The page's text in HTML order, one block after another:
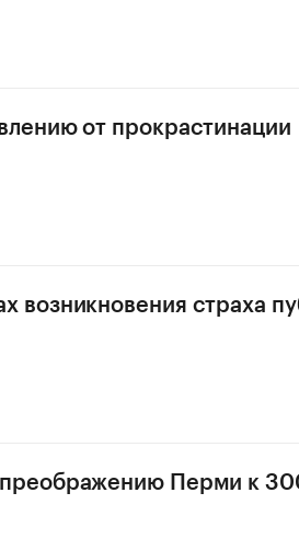
от прокрастинации
возникновения страха
преображению Перми к